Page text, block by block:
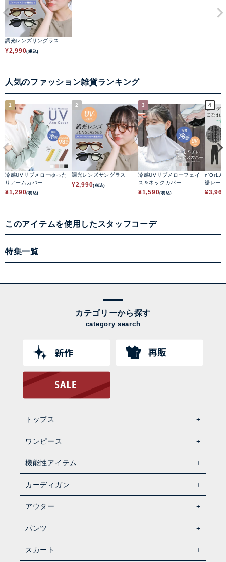
調光レンズサングラス
¥2,990(税込)
人気のファッション雑貨ランキング
1
冷感UVリブメローゆった
りアームカバー
¥1,290(税込)
2
調光レンズサングラス
¥2,990(税込)
3
冷感UVリブメローフェイ
ス＆ネックカバー
¥1,590(税込)
4
裾レー
¥3,960
このアイテムを使用したスタッフコーデ
特集一覧
カテゴリーから探す
category search
トップス
ワンピース
機能性アイテム
カーディガン
アウター
パンツ
スカート